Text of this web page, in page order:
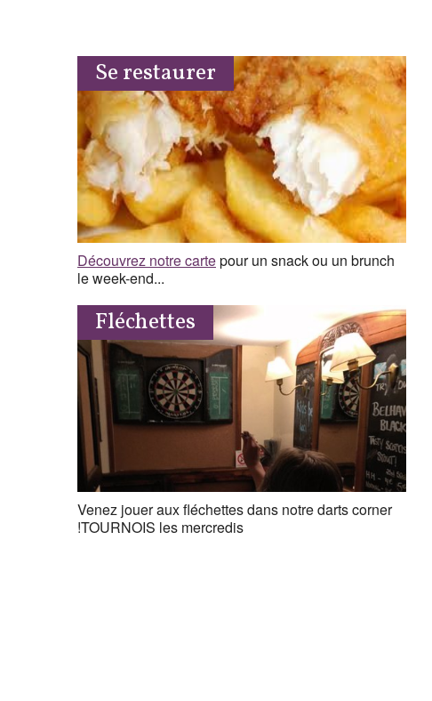
Se restaurer
Découvrez notre cartepour un snack ou un brunch
le week-end...
Fléchettes
Venez jouer aux fléchettes dans notre darts corner
!TOURNOIS les mercredis